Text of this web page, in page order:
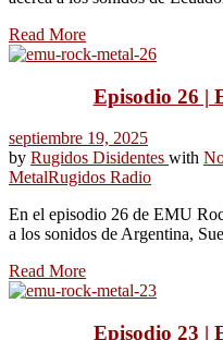
Read More
Episodio 26 |
septiembre 19, 2025
by Rugidos Disidentes with
MetalRugidos Radio
En el episodio 26 de EMU
a los sonidos de Argentina,
Read More
Episodio 23 |